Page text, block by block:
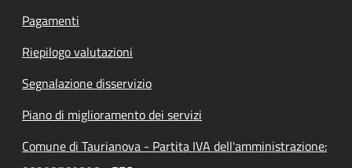
Pagamenti
Riepilogo valutazioni
Segnalazione disservizio
Piano di miglioramento dei servizi
Comune di Taurianova - Partita IVA dell'amministrazione: